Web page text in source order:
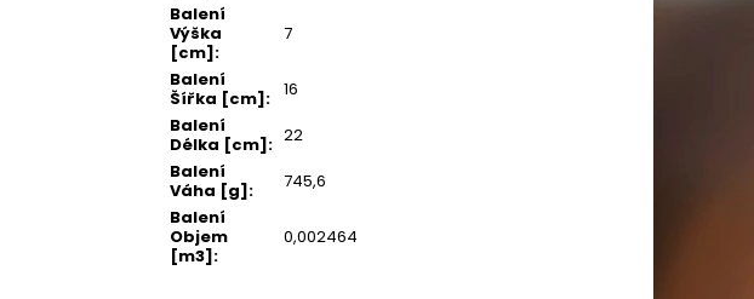
Balení
Výška
[cm]:
7
Balení
Šířka [cm]: 16
Balení
Délka [cm]: 22
Balení
Váha [g]:
745,6
Balení
Objem
[m3]:
0,002464